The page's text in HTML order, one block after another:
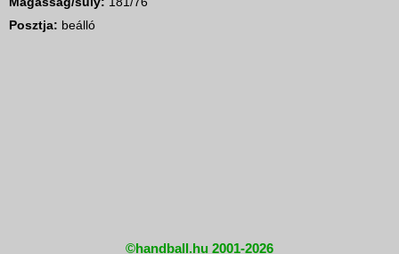
Posztja: beálló
©handball.hu 2001-2026